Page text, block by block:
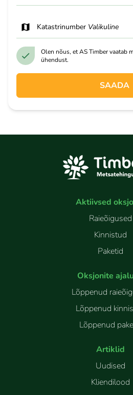
Katastrinumber Valikuline
Olen nõus, et AS Timber vaatab
ühendust.
SAADA
Aktiivsed
Raieõigused
Kinnistud
Paketid
Oksjonite
Lõppenud
Lõppenud
Lõppenud
Artiklid
Uudised
Kliendilood